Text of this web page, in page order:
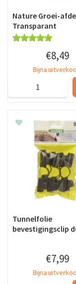
Nature Groei-
Transparant
€8,49
Bijna
Tunnelfolie
bevestigingsclip
€7,99
Bijna